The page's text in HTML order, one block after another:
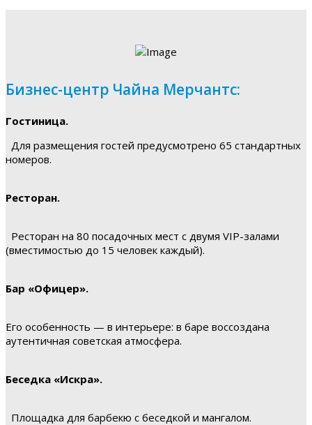
Бизнес-центр Чайна Мерчантс:
Гостиница.
Для размещения гостей предусмотрено 65 стандартных
номеров.
Ресторан.
Ресторан на 80 посадочных мест с двумя VIP-залами
(вместимостью до 15 человек каждый).
Бар «Офицер».
Его особенность — в интерьере: в баре воссоздана
аутентичная советская атмосфера.
Беседка «Искра».
Площадка для барбекю с беседкой и мангалом.